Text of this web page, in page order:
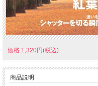
価格:1,320円(税込)
商品説明